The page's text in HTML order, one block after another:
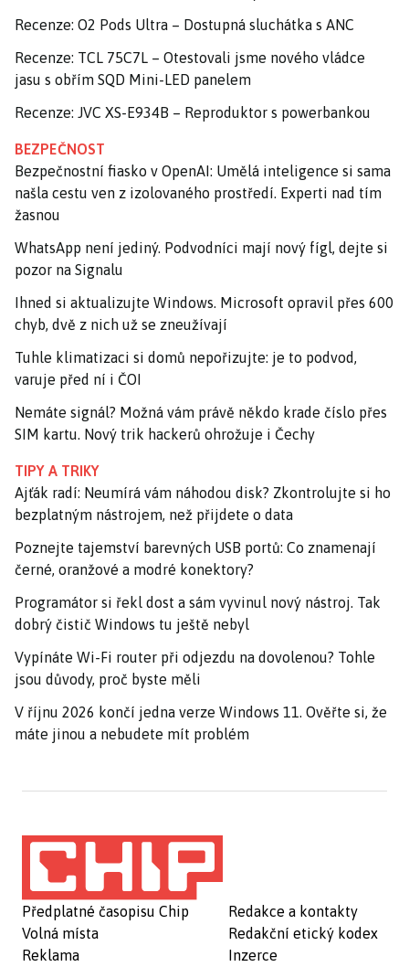
Recenze: O2 Pods Ultra – Dostupná sluchátka s ANC
Recenze: TCL 75C7L – Otestovali jsme nového vládce
jasu s obřím SQD Mini-LED panelem
Recenze: JVC XS-E934B – Reproduktor s powerbankou
BEZPEČNOST
Bezpečnostní fiasko v OpenAI: Umělá inteligence si sama
našla cestu ven z izolovaného prostředí. Experti nad tím
žasnou
WhatsApp není jediný. Podvodníci mají nový fígl, dejte si
pozor na Signalu
Ihned si aktualizujte Windows. Microsoft opravil přes 600
chyb, dvě z nich už se zneužívají
Tuhle klimatizaci si domů nepořizujte: je to podvod,
varuje před ní i ČOI
Nemáte signál? Možná vám právě někdo krade číslo přes
SIM kartu. Nový trik hackerů ohrožuje i Čechy
TIPY A TRIKY
Ajťák radí: Neumírá vám náhodou disk? Zkontrolujte si ho
bezplatným nástrojem, než přijdete o data
Poznejte tajemství barevných USB portů: Co znamenají
černé, oranžové a modré konektory?
Programátor si řekl dost a sám vyvinul nový nástroj. Tak
dobrý čistič Windows tu ještě nebyl
Vypínáte Wi-Fi router při odjezdu na dovolenou? Tohle
jsou důvody, proč byste měli
V říjnu 2026 končí jedna verze Windows 11. Ověřte si, že
máte jinou a nebudete mít problém
Předplatné časopisu Chip
Volná místa
Reklama
Redakce a kontakty
Redakční etický kodex
Inzerce